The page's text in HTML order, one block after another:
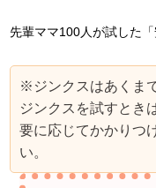
先輩ママ100人が試した
※ジンクスはあくま
ジンクスを試すとき
要に応じてかかりつ
い。